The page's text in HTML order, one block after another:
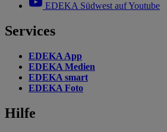
EDEKA Südwest auf Youtube
Services
EDEKA App
EDEKA Medien
EDEKA smart
EDEKA Foto
Hilfe